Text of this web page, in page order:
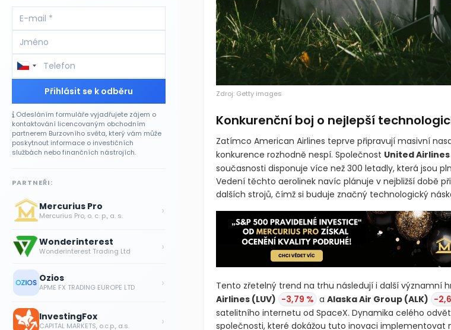
Zdroj: Getty images
Konkurenční boj o nejlepší
Zatímco American Airlines teprve připravují masivní
konkurence rozhodně nespí. Společnost United Airlines
současnosti disponuje více než 300 letadly, která jsou
Vedení těchto aerolinek navíc plánuje v nejbližší době
dalších strojů, čímž si buduje značný technologický
Tento zřetelný trend na trhu následují i další významní
Airlines (LUV) -3,79 % a Alaska Air Group (ALK) -
satelitního internetu od SpaceX. Dynamika celého
společnosti, které dokážou tuto inovaci implementovat
Přihlásit se k odběru
Odesláním formuláře vyjadřujete zájem o
kontaktování licencovaným obchodním
partnerem Burzovního světa, který vám může
poskytnout informace o investičních
službách nebo finančních nástrojích.
PARTNEŘI:
Mercurius Pro
Mercurius Pro, o. c. p., a. s. ›
Wonderinterest
Wonderinterest Trading Ltd ›
Ozios
APME FX TRADING EUROPE LTD ›
InvestingFox
CAPITAL MARKETS, o.c.p., a.s. ›